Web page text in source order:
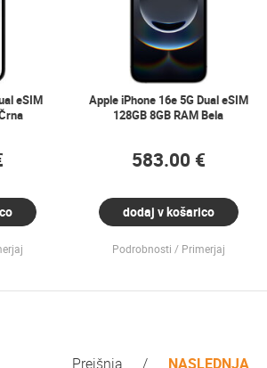
eSIM
Apple iPhone 16e 5G Dual eSIM
128GB 8GB RAM Bela
583.00 €
dodaj v košarico
Podrobnosti Primerjaj
Prejšnja NASLEDNJA